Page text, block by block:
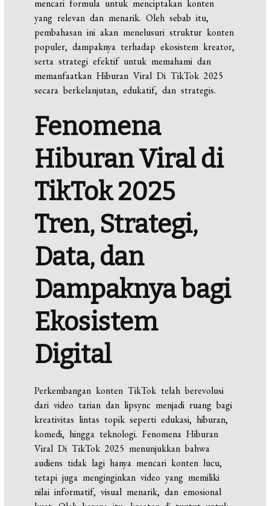
mencari formula untuk menciptakan konten
yang relevan dan menarik. Oleh sebab itu,
pembahasan ini akan menelusuri struktur konten
populer, dampaknya terhadap ekosistem kreator,
serta strategi efektif untuk memahami dan
memanfaatkan Hiburan Viral Di TikTok 2025
secara berkelanjutan, edukatif, dan strategis.
Fenomena
Hiburan Viral di
TikTok 2025
Tren, Strategi,
Data, dan
Dampaknya bagi
Ekosistem
Digital
Perkembangan konten TikTok telah berevolusi
dari video tarian dan lipsync menjadi ruang bagi
kreativitas lintas topik seperti edukasi, hiburan,
komedi, hingga teknologi. Fenomena Hiburan
Viral Di TikTok 2025 menunjukkan bahwa
audiens tidak lagi hanya mencari konten lucu,
tetapi juga menginginkan video yang memiliki
nilai informatif, visual menarik, dan emosional